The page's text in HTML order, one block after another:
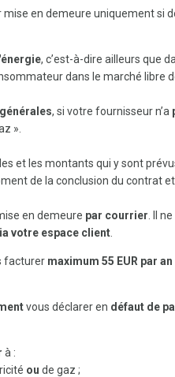
mise en demeure uniquement si
, c’est-à-dire ailleurs que
dans le marché libre
, si votre fournisseur n’a
».
et les montants qui y sont
de la conclusion du contrat
en demeure par courrier . Il
votre espace client.
facturer maximum 55 EUR par
vous déclarer en défaut de
à :
ou de gaz ;